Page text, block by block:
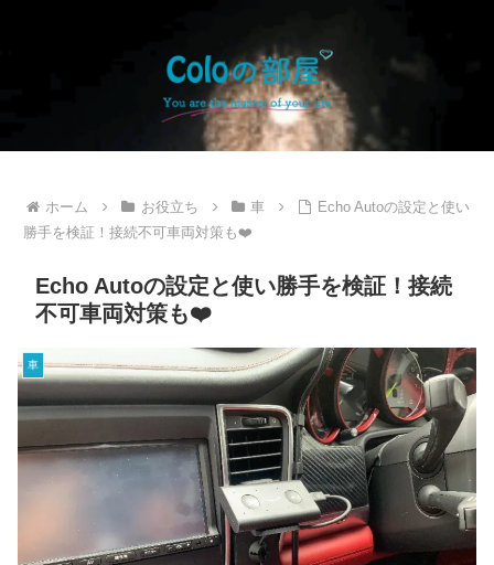
ホーム お役立ち 車
Echo Autoの設定と使い
勝手を検証！接続不可車両対策も❤️
Echo Autoの設定と使い勝手を検証！接続
不可車両対策も❤️
車